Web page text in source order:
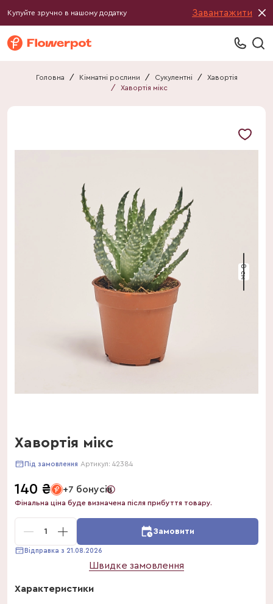
Купуйте зручно в нашому додатку Завантажити
Головна / Кімнатні рослини / Сукулентні /
Хавортія
/
Хавортія мікс
8 см
Хавортія мікс
Під замовлення Артикул: 42384
140 ₴ +7 бонусів
Фінальна ціна буде визначена після прибуття товару.
1 Замовити
Відправка з 21.08.2026
Швидке замовлення
Характеристики